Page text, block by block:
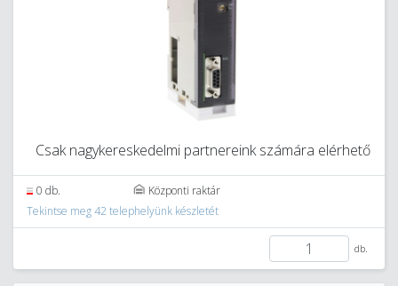
Csak nagykereskedelmi partnereink számára elérhető
0 db.
Központi raktár
Tekintse meg 42 telephelyünk készletét
db.